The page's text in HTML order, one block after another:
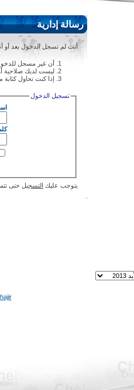
رسالة إدارية
أنت لم تسجل الدخول بعد أو
أن غير مسجل
ليست لديك صلاحية
إذا كنت تحاول
تسجيل الدخول
يتوجب عليك التسجيل حتى